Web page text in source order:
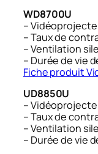
WD8700U
–
– Taux de
– Ventilation
– Durée de vie
Fiche produit
UD8850U
–
– Taux de
– Ventilation
– Durée de vie